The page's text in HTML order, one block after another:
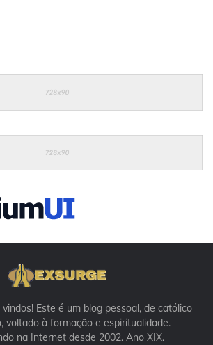
Este é um blog pessoal, de católico
voltado à formação e espiritualidade.
na Internet desde 2002. Ano XIX.